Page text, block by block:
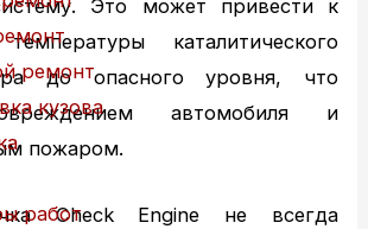
ремонт
кузова
работ
Это может привести к
каталитического
до опасного уровня, что
автомобиля и
пожаром.
Check Engine не всегда